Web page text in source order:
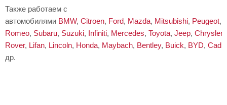
Также работаем с
автомобилями BMW, Citroen, Ford, Mazda, Mitsubishi, Peugeot,
Romeo, Subaru, Suzuki, Infiniti, Mercedes, Toyota, Jeep, Chrysler
Rover, Lifan, Lincoln, Honda, Maybach, Bentley, Buick, BYD,
др.